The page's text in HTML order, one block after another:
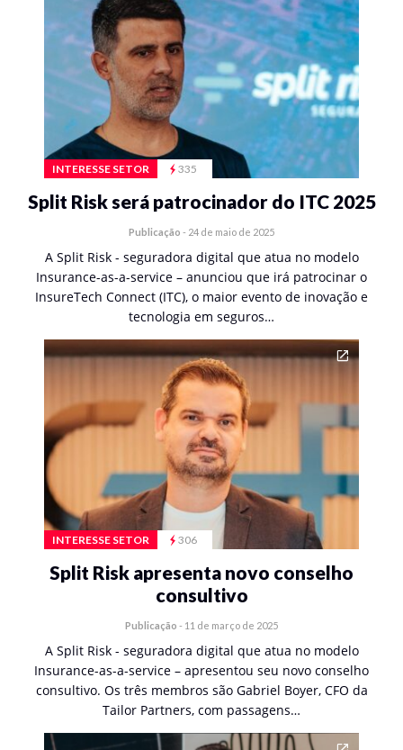
INTERESSE SETOR 335
Split Risk será patrocinador do ITC 2025
Publicação - 24 de maio de 2025
A Split Risk - seguradora digital que atua no modelo
Insurance-as-a-service – anunciou que irá patrocinar o
InsureTech Connect (ITC), o maior evento de inovação e
tecnologia em seguros…
INTERESSE SETOR 306
Split Risk apresenta novo conselho
consultivo
Publicação - 11 de março de 2025
A Split Risk - seguradora digital que atua no modelo
Insurance-as-a-service – apresentou seu novo conselho
consultivo. Os três membros são Gabriel Boyer, CFO da
Tailor Partners, com passagens…